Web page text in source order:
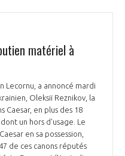
matériel à
Lecornu, a annoncé mardi
Oleksiï Reznikov, la
Caesar, en plus des 18
un hors d'usage. Le
en sa possession,
de ces canons réputés